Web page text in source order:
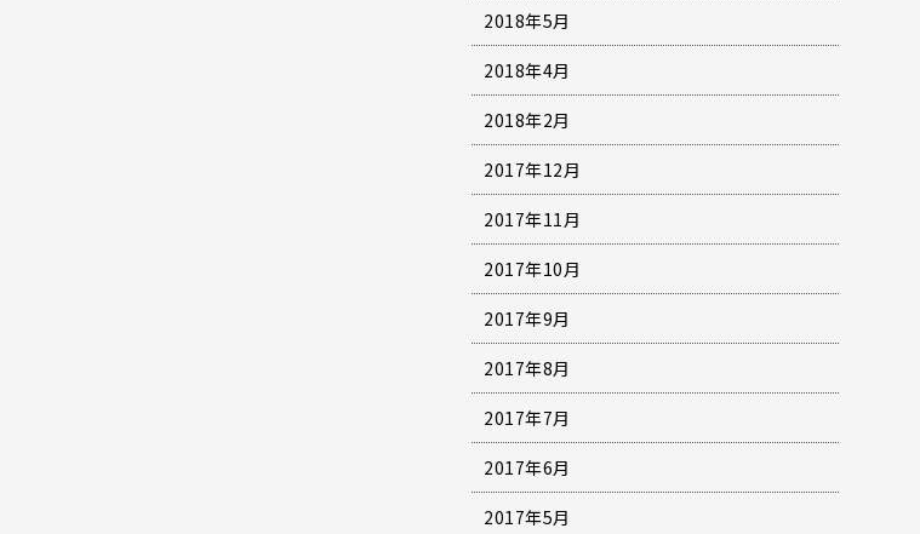
2018年5月
2018年4月
2018年2月
2017年12月
2017年11月
2017年10月
2017年9月
2017年8月
2017年7月
2017年6月
2017年5月